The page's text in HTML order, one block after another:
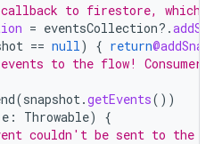
to firestore, which
= eventsCollection?.
== null) { return
to the flow!
(snapshot.getEvents())
e : Throwable)
{
couldn't be sent to the